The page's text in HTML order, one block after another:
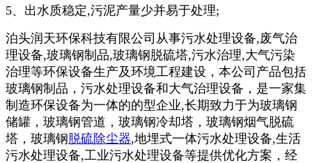
5、出水质稳定,污泥产量少并易于处理;
泊头润天环保科技有限公司从事污水处理设备,废气治
理设备,玻璃钢制品,玻璃钢脱硫塔,污水治理,大气污染
治理等环保设备生产及环境工程建设，本公司产品包括
玻璃钢制品，污水处理设备和大气治理设备，是一家集
制造环保设备为一体的的型企业,长期致力于为玻璃钢
储罐，玻璃钢管道，玻璃钢冷却塔，玻璃钢烟气脱硫
塔，玻璃钢脱硫除尘器,地埋式一体污水处理设备,生活
污水处理设备,工业污水处理设备等提供优化方案，经